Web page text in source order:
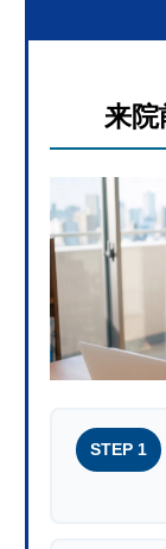
来院
STEP 1